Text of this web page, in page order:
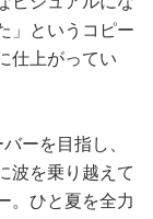
」というコピー
仕上がってい
ーを目指し、
波を乗り越えて
。ひと夏を全力